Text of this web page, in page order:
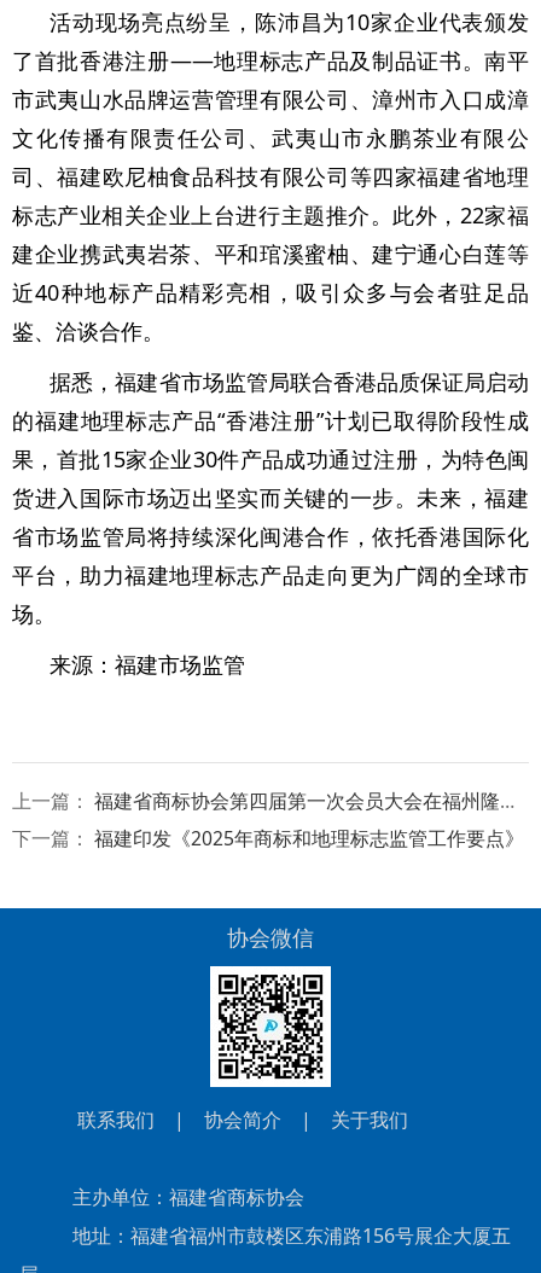
活动现场亮点纷呈，陈沛昌为10家企业代表颁发
了首批香港注册——地理标志产品及制品证书。南平
市武夷山水品牌运营管理有限公司、漳州市入口成漳
文化传播有限责任公司、武夷山市永鹏茶业有限公
司、福建欧尼柚食品科技有限公司等四家福建省地理
标志产业相关企业上台进行主题推介。此外，22家福
建企业携武夷岩茶、平和琯溪蜜柚、建宁通心白莲等
近40种地标产品精彩亮相，吸引众多与会者驻足品
鉴、洽谈合作。
据悉，福建省市场监管局联合香港品质保证局启动
的福建地理标志产品“香港注册”计划已取得阶段性成
果，首批15家企业30件产品成功通过注册，为特色闽
货进入国际市场迈出坚实而关键的一步。未来，福建
省市场监管局将持续深化闽港合作，依托香港国际化
平台，助力福建地理标志产品走向更为广阔的全球市
场。
来源：福建市场监管
上一篇： 福建省商标协会第四届第一次会员大会在福州隆重召开
下一篇： 福建印发《2025年商标和地理标志监管工作要点》
协会微信
联系我们 | 协会简介 | 关于我们
主办单位：福建省商标协会
地址：福建省福州市鼓楼区东浦路156号展企大厦五